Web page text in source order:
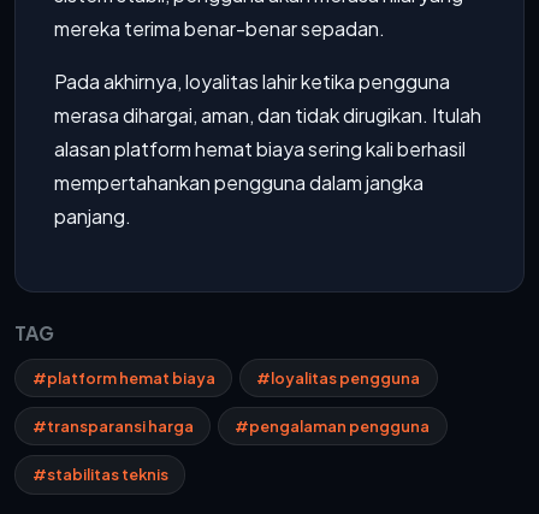
mereka terima benar-benar sepadan.
Pada akhirnya, loyalitas lahir ketika pengguna
merasa dihargai, aman, dan tidak dirugikan. Itulah
alasan platform hemat biaya sering kali berhasil
mempertahankan pengguna dalam jangka
panjang.
TAG
#platform hemat biaya #loyalitas pengguna
#transparansi harga #pengalaman pengguna
#stabilitas teknis